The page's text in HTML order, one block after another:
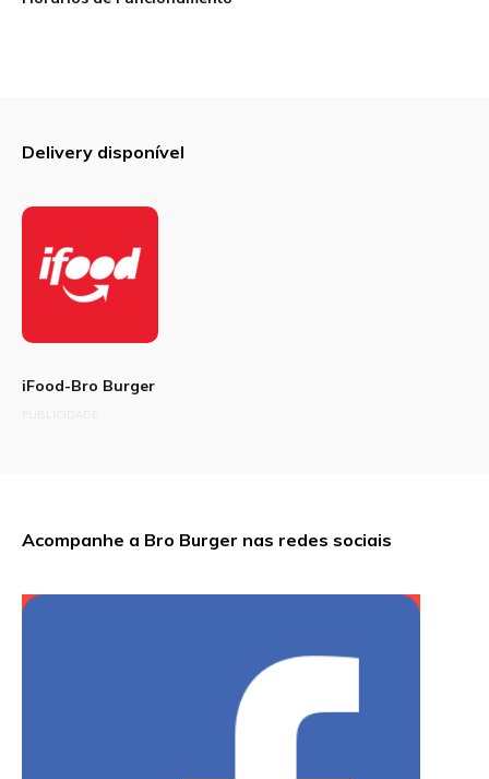
Delivery disponível
iFood-Bro Burger
Acompanhe a Bro Burger nas redes sociais